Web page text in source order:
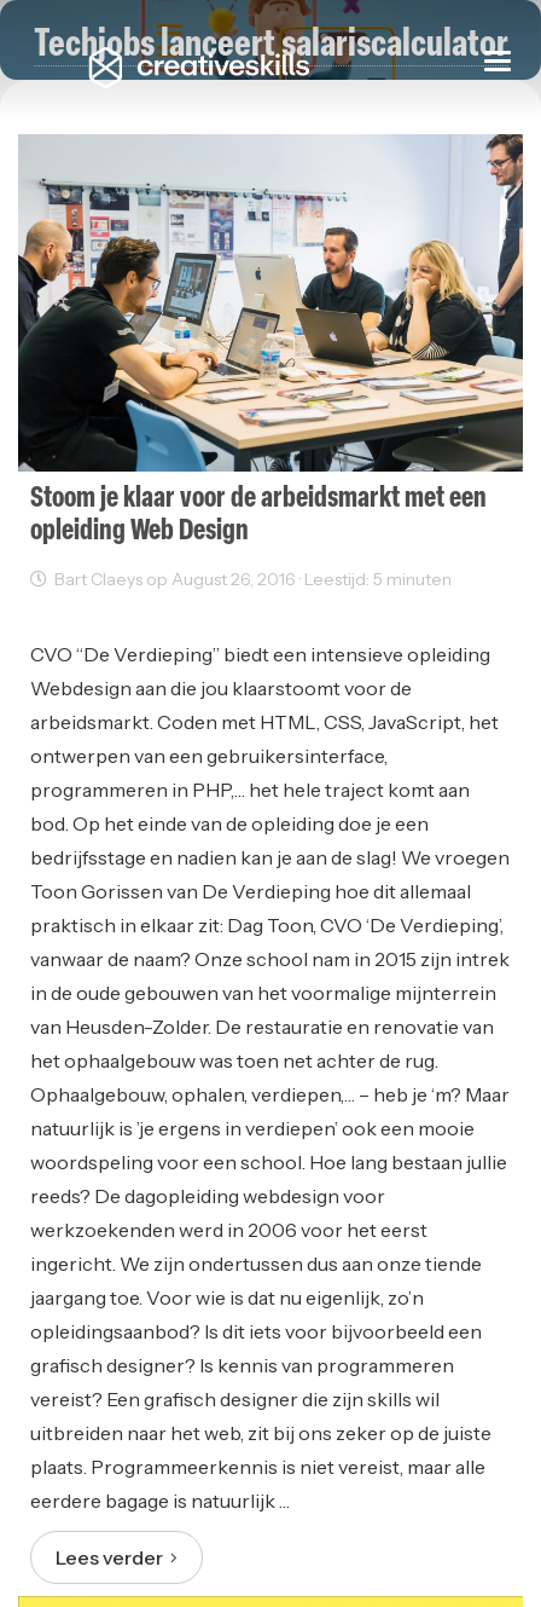
Techjobs lanceert salariscalculator
Stoom je klaar voor de arbeidsmarkt met een
opleiding Web Design
Bart Claeys op August 26, 2016 · Leestijd: 5 minuten
CVO “De Verdieping” biedt een intensieve opleiding
Webdesign aan die jou klaarstoomt voor de
arbeidsmarkt. Coden met HTML, CSS, JavaScript, het
ontwerpen van een gebruikersinterface,
programmeren in PHP,… het hele traject komt aan
bod. Op het einde van de opleiding doe je een
bedrijfsstage en nadien kan je aan de slag! We vroegen
Toon Gorissen van De Verdieping hoe dit allemaal
praktisch in elkaar zit: Dag Toon, CVO ‘De Verdieping’,
vanwaar de naam? Onze school nam in 2015 zijn intrek
in de oude gebouwen van het voormalige mijnterrein
van Heusden-Zolder. De restauratie en renovatie van
het ophaalgebouw was toen net achter de rug.
Ophaalgebouw, ophalen, verdiepen,… – heb je ‘m? Maar
natuurlijk is ’je ergens in verdiepen’ ook een mooie
woordspeling voor een school. Hoe lang bestaan jullie
reeds? De dagopleiding webdesign voor
werkzoekenden werd in 2006 voor het eerst
ingericht. We zijn ondertussen dus aan onze tiende
jaargang toe. Voor wie is dat nu eigenlijk, zo’n
opleidingsaanbod? Is dit iets voor bijvoorbeeld een
grafisch designer? Is kennis van programmeren
vereist? Een grafisch designer die zijn skills wil
uitbreiden naar het web, zit bij ons zeker op de juiste
plaats. Programmeerkennis is niet vereist, maar alle
eerdere bagage is natuurlijk …
Lees verder